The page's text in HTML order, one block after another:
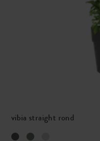
vibia straight rond